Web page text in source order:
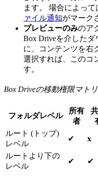
ます。 場合によっ
ァイル通知がマーク
プレビューのみのア
Box Driveを介したダ
に、コンテンツを右
選択すれば、このコ
す。
Box Driveの移動権限マト
フォルダレベル
所有
者
ルート (トップ)
レベル
✔ x
ルートより下の
レベル
✔ ✔